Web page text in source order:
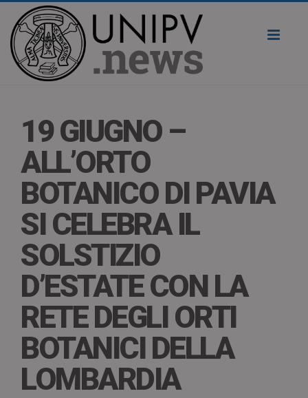
19 GIUGNO –
ALL’ORTO
BOTANICO DI PAVIA
SI CELEBRA IL
SOLSTIZIO
D’ESTATE CON LA
RETE DEGLI ORTI
BOTANICI DELLA
LOMBARDIA